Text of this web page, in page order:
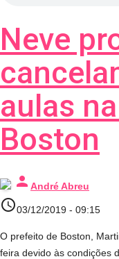
Neve
aulas
Boston
person André Abreu
access_time03/12/2019 - 09:15
O prefeito de Boston,
feira devido às condições